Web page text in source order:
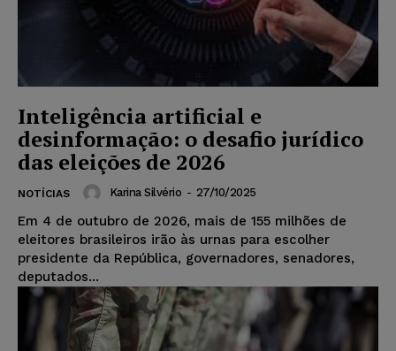
Inteligência artificial e
desinformação: o desafio jurídico
das eleições de 2026
NOTÍCIAS Karina Silvério - 27/10/2025
Em 4 de outubro de 2026, mais de 155 milhões de
eleitores brasileiros irão às urnas para escolher
presidente da República, governadores, senadores,
deputados...